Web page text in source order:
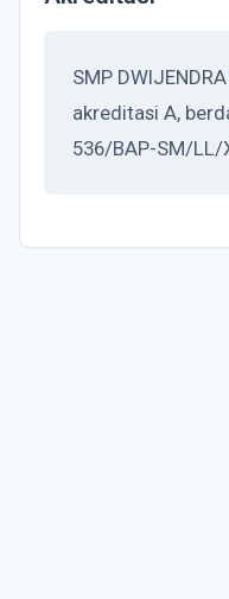
SMP
akreditasi A,
536/BAP-SM/LL/